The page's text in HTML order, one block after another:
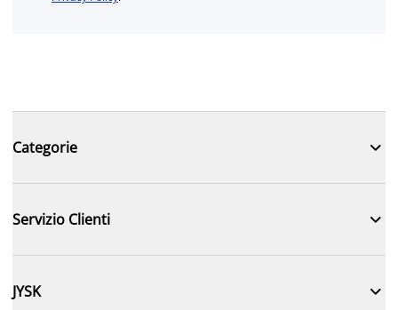
Categorie 
Servizio Clienti 
JYSK 